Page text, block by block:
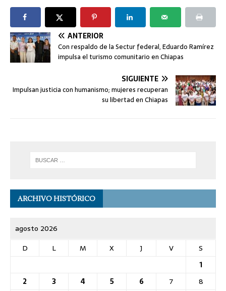
ANTERIOR
Con respaldo de la Sectur federal, Eduardo Ramírez
impulsa el turismo comunitario en Chiapas
SIGUIENTE
Impulsan justicia con humanismo; mujeres recuperan
su libertad en Chiapas
ARCHIVO HISTÓRICO
agosto 2026
D
L M X J V
S
1
2
3 4 5 6 7
8